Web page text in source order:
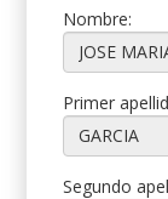
Nombre:
Primer
Segundo